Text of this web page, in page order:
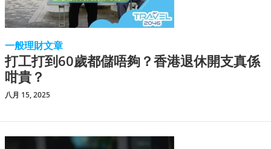
一般理財文章
打工打到60歲都儲唔夠？香港退休開支真係
咁貴？
八月 15, 2025